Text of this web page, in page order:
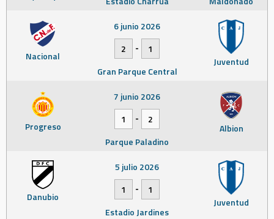
Nacional Juventud
6 junio 2026
2
-
1
Gran Parque Central
Progreso Albion
7 junio 2026
1
-
2
Parque Paladino
Danubio Juventud
5 julio 2026
1
-
1
Estadio Jardines